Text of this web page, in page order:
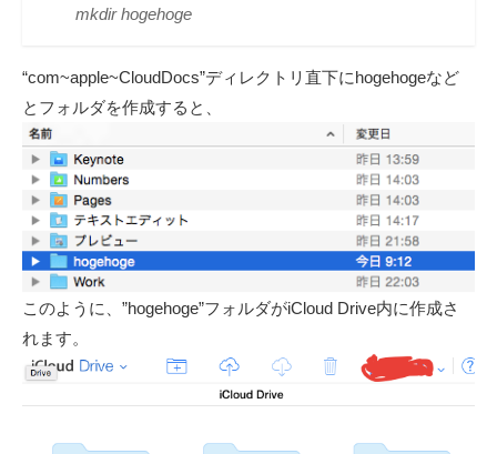
mkdir hogehoge
“com~apple~CloudDocs”ディレクトリ直下にhogehogeなど
とフォルダを作成すると、
このように、”hogehoge”フォルダがiCloud Drive内に作成さ
れます。